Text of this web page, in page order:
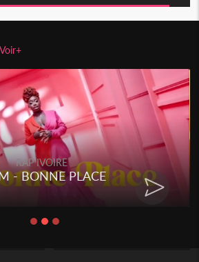
Voir+
RAP IVOIRE
- BONNE PLACE